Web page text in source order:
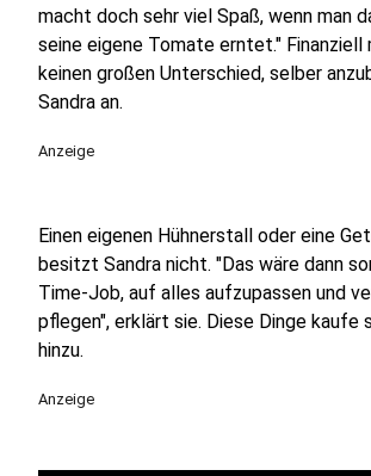
macht doch sehr viel Spaß, wenn man
seine eigene Tomate erntet." Finanziell
keinen großen Unterschied, selber
Sandra an.
Anzeige
Einen eigenen Hühnerstall oder eine
besitzt Sandra nicht. "Das wäre dann
Time-Job, auf alles aufzupassen und
pflegen", erklärt sie. Diese Dinge kaufe
hinzu.
Anzeige